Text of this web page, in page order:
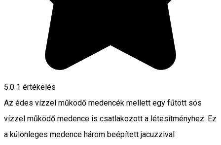
5.0 1 értékelés
Az édes vízzel működő medencék mellett egy fűtött sós
vízzel működő medence is csatlakozott a létesítményhez. Ez
a különleges medence három beépített jacuzzival